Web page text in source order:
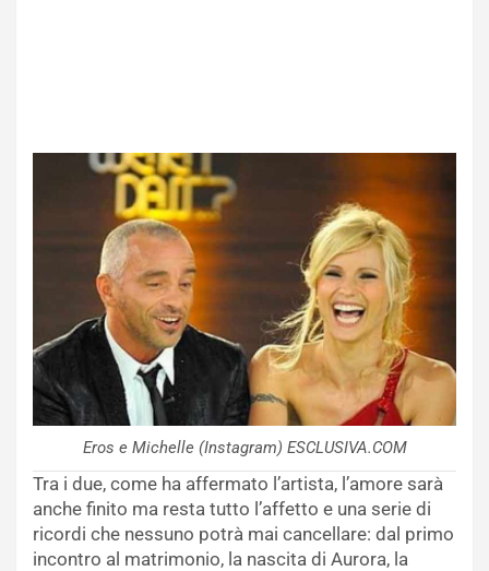
Eros e Michelle (Instagram) ESCLUSIVA.COM
Tra i due, come ha affermato l’artista, l’amore sarà
anche finito ma resta tutto l’affetto e una serie di
ricordi che nessuno potrà mai cancellare: dal primo
incontro al matrimonio, la nascita di Aurora, la